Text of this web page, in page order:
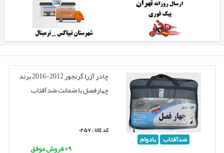
ضدآفتاب بادوام
چادر آزرا گرنجور 2012-2016 برند
چهارفصل با ضمانت ضدآفتاب
کد کالا : ۰۲۵۷
۹+ فروش موفق